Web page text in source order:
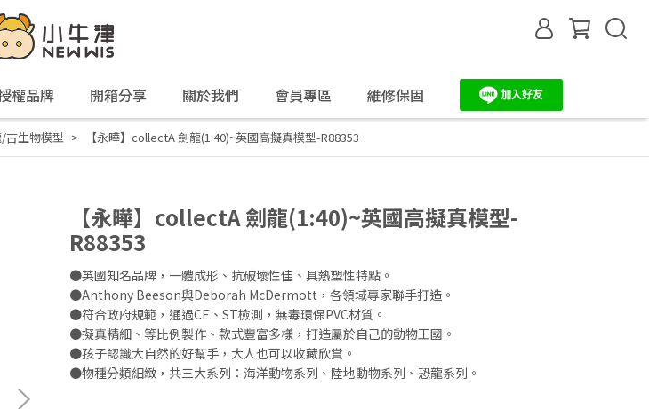
權品牌 開箱分享 關於我們 會員專區 維修保固
古生物模型 【永曄】collectA 劍龍(1:40)~英國高擬真模型-R88353
【永曄】collectA 劍龍(1:40)~英國高擬真模型-
R88353
●英國知名品牌，一體成形、抗破壞性佳、具熱塑性特點。
●Anthony Beeson與Deborah McDermott，各領域專家聯手打造。
●符合政府規範，通過CE、ST檢測，無毒環保PVC材質。
●擬真精細、等比例製作、款式豐富多樣，打造屬於自己的動物王國。
●孩子認識大自然的好幫手，大人也可以收藏欣賞。
●物種分類細緻，共三大系列：海洋動物系列、陸地動物系列、恐龍系列。